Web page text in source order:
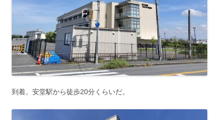
到着。安堂駅から徒歩20分くらいだ。